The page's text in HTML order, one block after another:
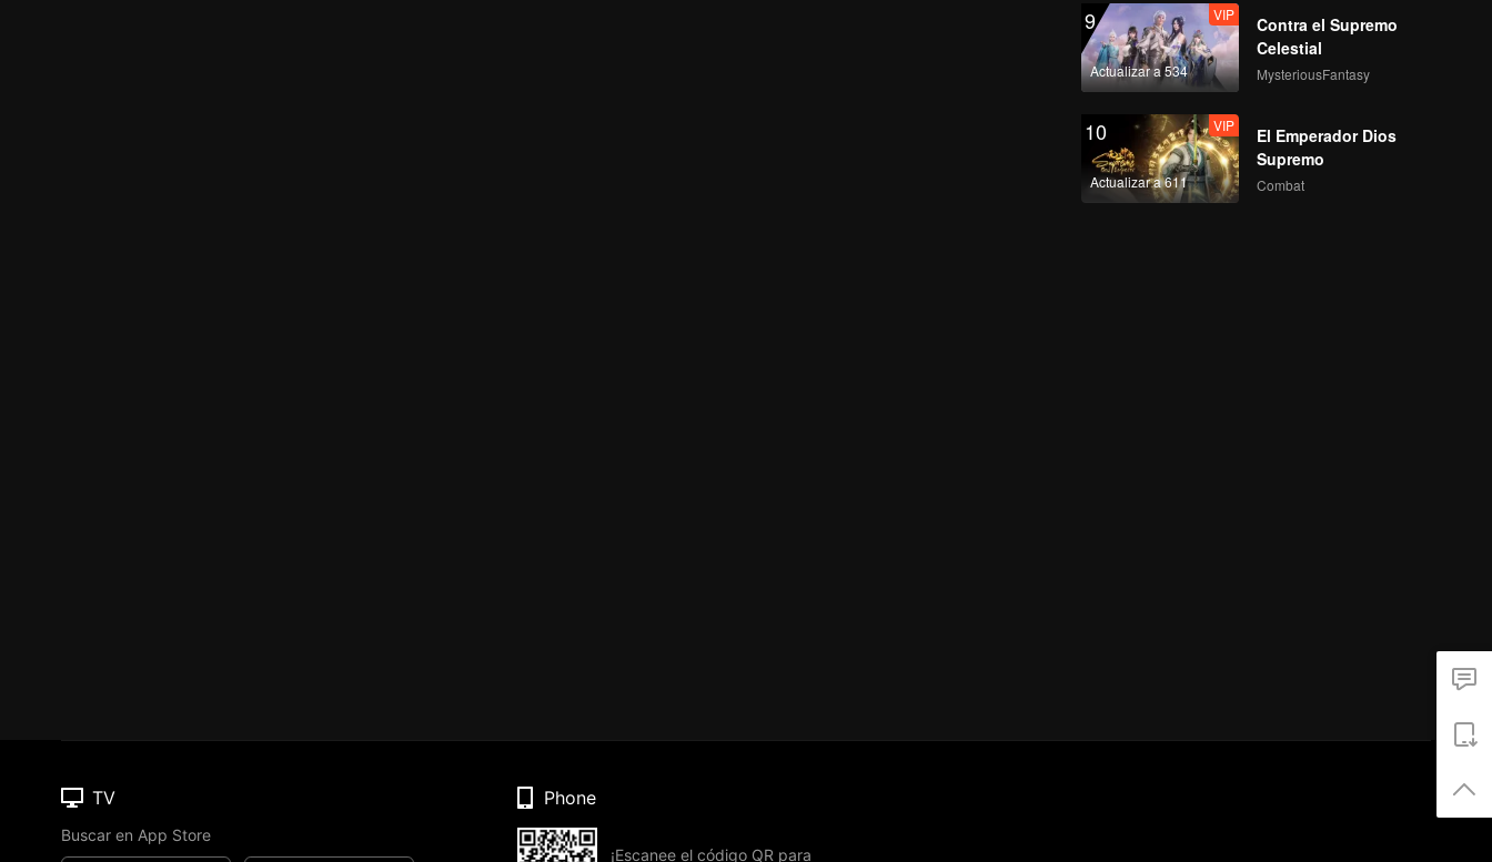
9
Actualizar a 534
VIP
Contra el Supremo
Celestial
MysteriousFantasy
10
Actualizar a 611
VIP
El Emperador Dios
Supremo
Combat
TV
Buscar en App Store
Phone
¡Escanee el código QR para